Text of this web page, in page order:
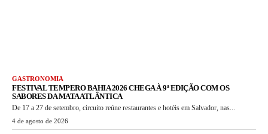
GASTRONOMIA
FESTIVAL TEMPERO BAHIA 2026 CHEGA À 9ª EDIÇÃO COM OS
SABORES DA MATA ATLÂNTICA
De 17 a 27 de setembro, circuito reúne restaurantes e hotéis em Salvador, nas...
4 de agosto de 2026